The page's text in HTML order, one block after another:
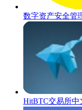
数字资产安全管
HitBTC交易所中